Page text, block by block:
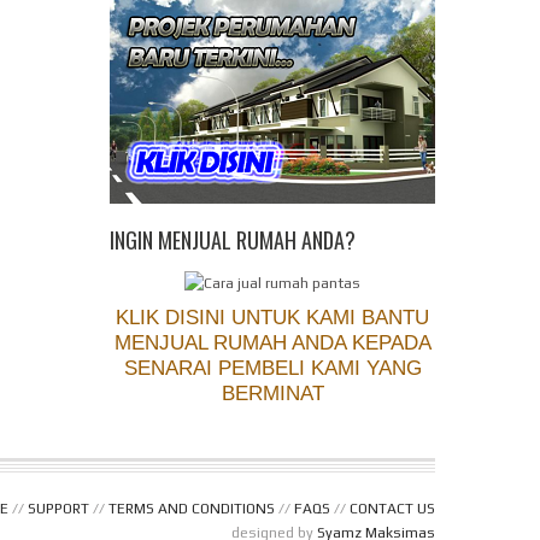
INGIN MENJUAL RUMAH ANDA?
KLIK DISINI UNTUK KAMI BANTU
MENJUAL RUMAH ANDA KEPADA
SENARAI PEMBELI KAMI YANG
BERMINAT
// SUPPORT // TERMS AND CONDITIONS // FAQS // CONTACT US
designed by Syamz Maksimas